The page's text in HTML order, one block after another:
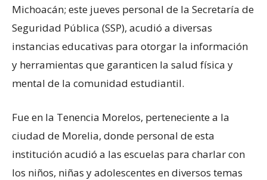
Michoacán; este jueves personal de la Secretaría de
Seguridad Pública (SSP), acudió a diversas
instancias educativas para otorgar la información
y herramientas que garanticen la salud física y
mental de la comunidad estudiantil.
Fue en la Tenencia Morelos, perteneciente a la
ciudad de Morelia, donde personal de esta
institución acudió a las escuelas para charlar con
los niños, niñas y adolescentes en diversos temas